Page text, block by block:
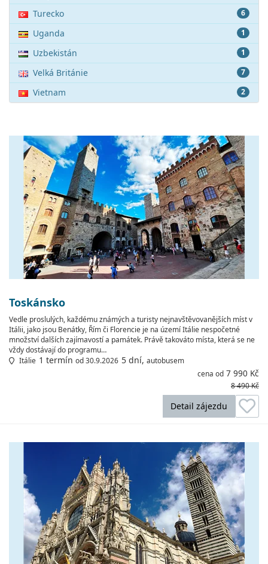
6
Turecko
1
Uganda
1
Uzbekistán
7
Velká Británie
2
Vietnam
Toskánsko
Vedle proslulých, každému známých a turisty nejnavštěvovanějších míst v
Itálii, jako jsou Benátky, Řím či Florencie je na území Itálie nespočetné
množství dalších zajímavostí a památek. Právě takováto místa, která se ne
vždy dostávají do programu…
Itálie 1 termín od 30.9.2026 5 dní, autobusem
cena od 7 990 Kč
8 490 Kč
Detail zájezdu